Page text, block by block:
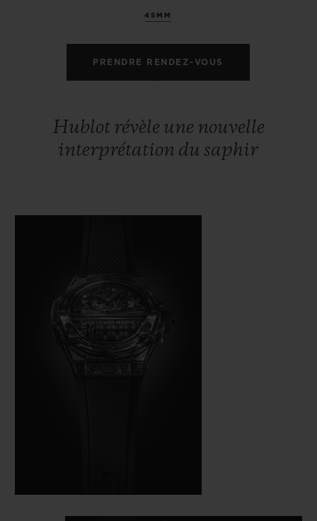
45MM
PRENDRE RENDEZ-VOUS
Hublot révèle une nouvelle
interprétation du saphir